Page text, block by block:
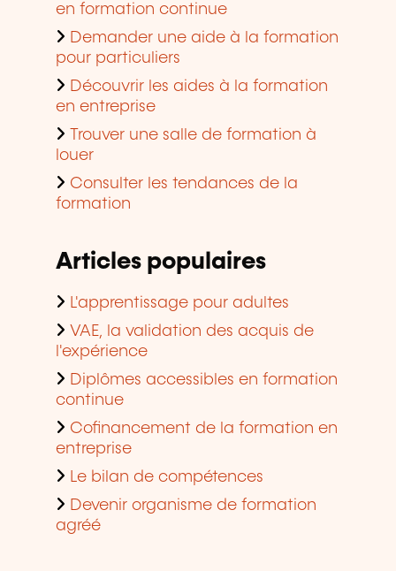
en formation continue
Demander une aide à la formation
pour particuliers
Découvrir les aides à la formation
en entreprise
Trouver une salle de formation à
louer
Consulter les tendances de la
formation
Articles populaires
L'apprentissage pour adultes
VAE, la validation des acquis de
l'expérience
Diplômes accessibles en formation
continue
Cofinancement de la formation en
entreprise
Le bilan de compétences
Devenir organisme de formation
agréé